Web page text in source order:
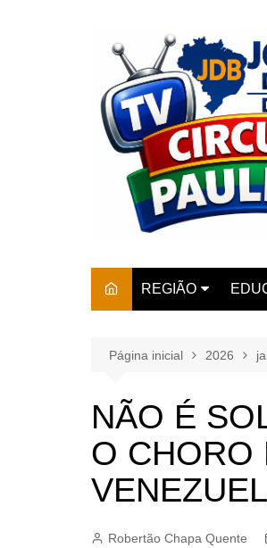
REGIÃO
Página inicial 2026
NÃO É
O CHORO
Robertão Chapa Quente